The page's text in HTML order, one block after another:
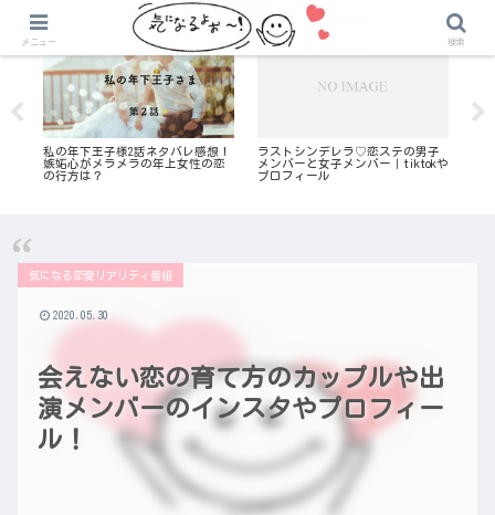
私の年下王子様2話ネタバレ感想！
嫉妬心がメラメラの年上女性の恋
の行方は？
ラストシンデレラ♡恋ステの男子
メンバーと女子メンバー｜tiktokや
プロフィール
会えない恋の育て方のカップルや出
演メンバーのインスタやプロフィー
ル！
気になる恋愛リアリティ番組
2020.05.30
メニュー 検索